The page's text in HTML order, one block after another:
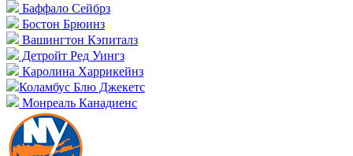
Баффало Сейбрз
Бостон Брюинз
Вашингтон Кэпиталз
Детройт Ред Уингз
Каролина Харрикейнз
Коламбус Блю Джекетс
Монреаль Канадиенс